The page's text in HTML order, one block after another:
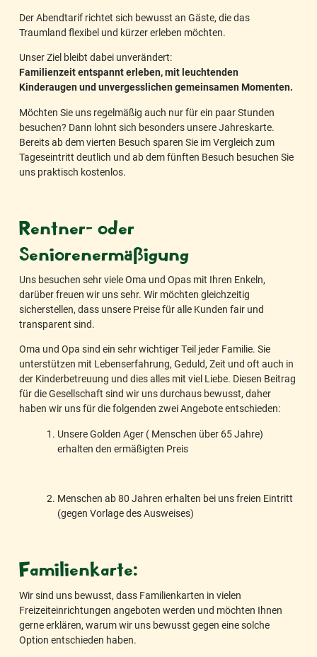
Der Abendtarif richtet sich bewusst an Gäste, die das
Traumland flexibel und kürzer erleben möchten.
Unser Ziel bleibt dabei unverändert:
Familienzeit entspannt erleben, mit leuchtenden
Kinderaugen und unvergesslichen gemeinsamen Momenten.
Möchten Sie uns regelmäßig auch nur für ein paar Stunden
besuchen? Dann lohnt sich besonders unsere Jahreskarte.
Bereits ab dem vierten Besuch sparen Sie im Vergleich zum
Tageseintritt deutlich und ab dem fünften Besuch besuchen Sie
uns praktisch kostenlos.
Rentner- oder
Seniorenermäßigung
Uns besuchen sehr viele Oma und Opas mit Ihren Enkeln,
darüber freuen wir uns sehr. Wir möchten gleichzeitig
sicherstellen, dass unsere Preise für alle Kunden fair und
transparent sind.
Oma und Opa sind ein sehr wichtiger Teil jeder Familie. Sie
unterstützen mit Lebenserfahrung, Geduld, Zeit und oft auch in
der Kinderbetreuung und dies alles mit viel Liebe. Diesen Beitrag
für die Gesellschaft sind wir uns durchaus bewusst, daher
haben wir uns für die folgenden zwei Angebote entschieden:
Unsere Golden Ager ( Menschen über 65 Jahre)
erhalten den ermäßigten Preis
Menschen ab 80 Jahren erhalten bei uns freien Eintritt
(gegen Vorlage des Ausweises)
Familienkarte:
Wir sind uns bewusst, dass Familienkarten in vielen
Freizeiteinrichtungen angeboten werden und möchten Ihnen
gerne erklären, warum wir uns bewusst gegen eine solche
Option entschieden haben.